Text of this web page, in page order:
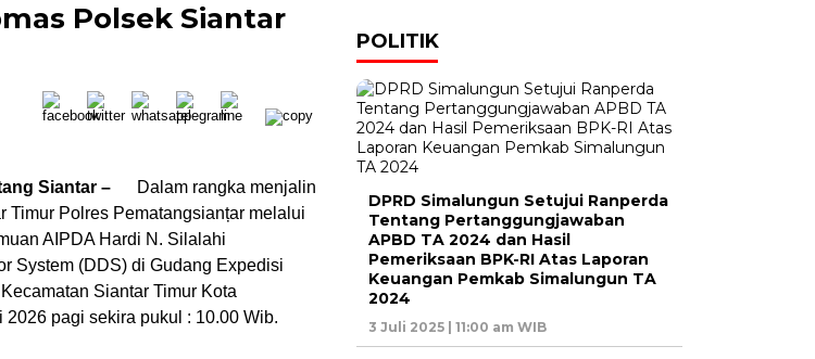
Polsek Siantar
Siantar –
Dalam rangka menjalin
Timur Polres Pematangsianțar melalui
AIPDA Hardi N. Silalahi
System (DDS) di Gudang Expedisi
Siantar Timur Kota
pagi sekira pukul : 10.00 Wib.
POLITIK
DPRD Simalungun Setujui Ranperda
Tentang Pertanggungjawaban
APBD TA 2024 dan Hasil
Pemeriksaan BPK-RI Atas Laporan
Keuangan Pemkab Simalungun TA
2024
3 Juli 2025 | 11:00 am WIB